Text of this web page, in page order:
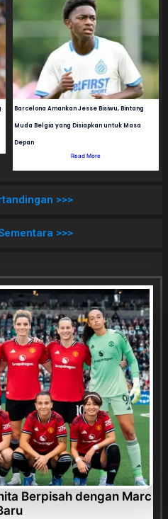
Barcelona Amankan Jesse Bisiwu, Bintang
Muda Belgia yang Disiapkan untuk Masa
Depan
Read More
>>>
>>>
Berpisah dengan Marc